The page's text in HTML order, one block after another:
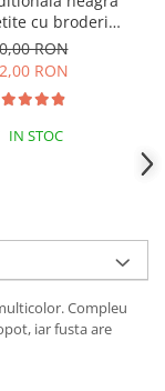
cu broderie
Sonia 01
RON
RON
IN STOC
Compleu
iar fusta are